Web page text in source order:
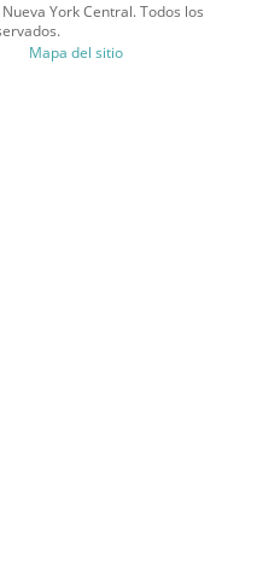
York Central. Todos los
Mapa del sitio